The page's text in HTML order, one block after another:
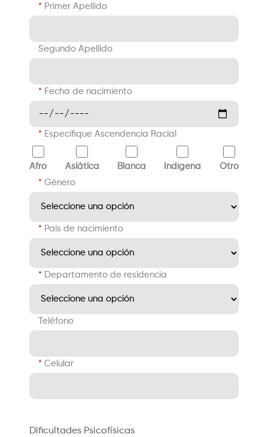
Primer Apellido
Segundo Apellido
Fecha de nacimiento
Especifique Ascendencia Racial
Afro Asiática Blanca Indígena Otro
Género
País de nacimiento
Departamento de residencia
Teléfono
Celular
Dificultades Psicofísicas